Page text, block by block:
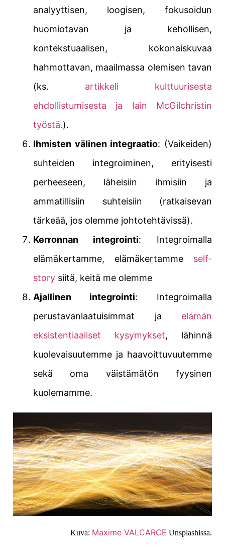
analyyttisen, loogisen, fokusoidun
huomiotavan ja kehollisen,
kontekstuaalisen, kokonaiskuvaa
hahmottavan, maailmassa olemisen tavan
(ks. artikkeli kulttuurisesta
ehdollistumisesta ja Iain McGilchristin
työstä.).
Ihmisten välinen integraatio: (Vaikeiden)
suhteiden integroiminen, erityisesti
perheeseen, läheisiin ihmisiin ja
ammatillisiin suhteisiin (ratkaisevan
tärkeää, jos olemme johtotehtävissä).
Kerronnan integrointi: Integroimalla
elämäkertamme, elämäkertamme self-
story siitä, keitä me olemme
Ajallinen integrointi: Integroimalla
perustavanlaatuisimmat ja elämän
eksistentiaaliset kysymykset, lähinnä
kuolevaisuutemme ja haavoittuvuutemme
sekä oma väistämätön fyysinen
kuolemamme.
Kuva: Maxime VALCARCE Unsplashissa.